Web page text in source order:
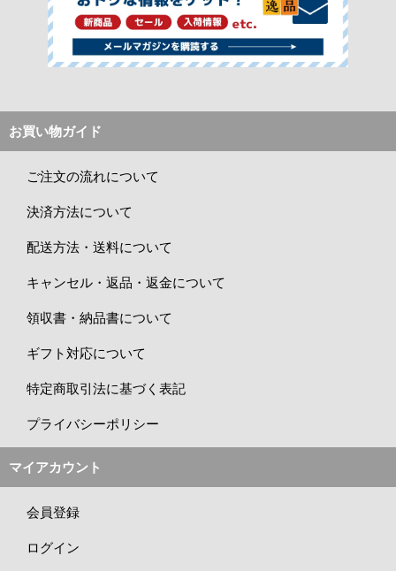
お買い物ガイド
ご注文の流れについて
決済方法について
配送方法・送料について
キャンセル・返品・返金について
領収書・納品書について
ギフト対応について
特定商取引法に基づく表記
プライバシーポリシー
マイアカウント
会員登録
ログイン